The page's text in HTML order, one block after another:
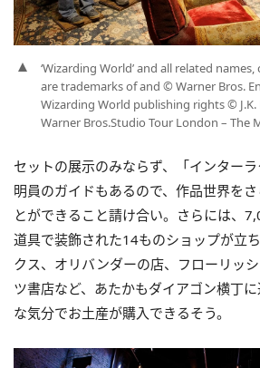
‘Wizarding World’ and all related
are trademarks of and © Warner Bros.
Wizarding World publishing rights © J.K.
Warner Bros.Studio Tour London – The
セットの展示のみならず、「インター
明員のガイドもあるので、作品世界を
とができること請け合い。さらには、
道具で装飾された14ものショップが立
クス、オリバンダーの店、フローリッ
ツ書店など、あたかもダイアゴン横丁
な気分でお土産が購入できるそう。